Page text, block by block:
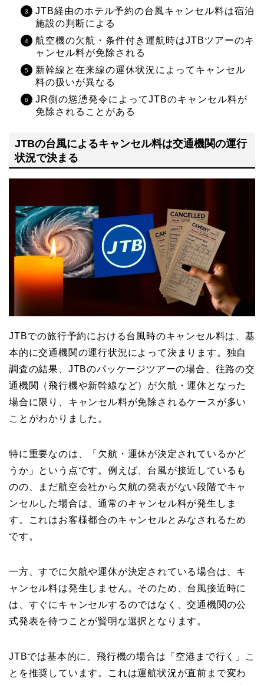
JTB経由のホテル予約の台風キャンセル料は宿泊
施設の判断による
航空機の欠航・条件付き運航時はJTBツアーのキ
ャンセル料が免除される
新幹線と在来線の運休状況によってキャンセル
料の扱いが異なる
JR側の慫慂発令によってJTBのキャンセル料が
免除されることがある
JTBの台風によるキャンセル料は交通機関の運行
状況で決まる
JTBでの旅行予約における台風時のキャンセル料は、基
本的に交通機関の運行状況によって決まります。独自
調査の結果、JTBのパッケージツアーの場合、往路の交
通機関（飛行機や新幹線など）が欠航・運休となった
場合に限り、キャンセル料が免除されるケースが多い
ことがわかりました。
特に重要なのは、「欠航・運休が決定されているかど
うか」という点です。例えば、台風が接近しているも
のの、まだ航空会社から欠航の発表がない段階でキャ
ンセルした場合は、通常のキャンセル料が発生しま
す。これはお客様都合のキャンセルとみなされるため
です。
一方、すでに欠航や運休が決定されている場合は、キ
ャンセル料は発生しません。そのため、台風接近時に
は、すぐにキャンセルするのではなく、交通機関の公
式発表を待つことが賢明な選択となります。
JTBでは基本的に、飛行機の場合は「空港まで行く」こ
とを推奨しています。これは運航状況が直前まで変わ